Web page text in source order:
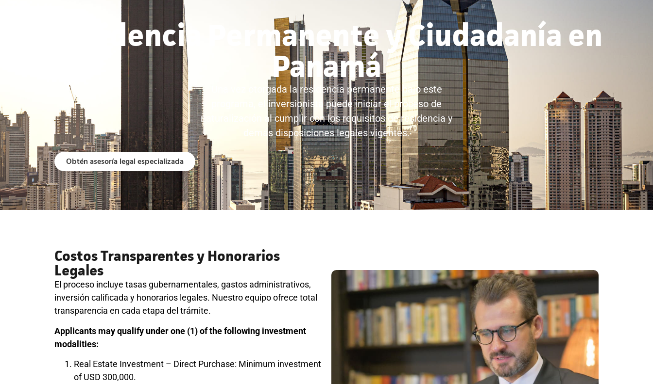
Residencia Permanente y Ciudadanía en
Panamá
Una vez otorgada la residencia permanente bajo este
programa, el inversionista puede iniciar el proceso de
naturalización al cumplir con los requisitos de residencia y
demás disposiciones legales vigentes.
Obtén asesoría legal especializada
Costos Transparentes y Honorarios
Legales
El proceso incluye tasas gubernamentales, gastos administrativos,
inversión calificada y honorarios legales. Nuestro equipo ofrece total
transparencia en cada etapa del trámite.
Applicants may qualify under one (1) of the following investment
modalities:
Real Estate Investment – Direct Purchase: Minimum investment
of USD 300,000.